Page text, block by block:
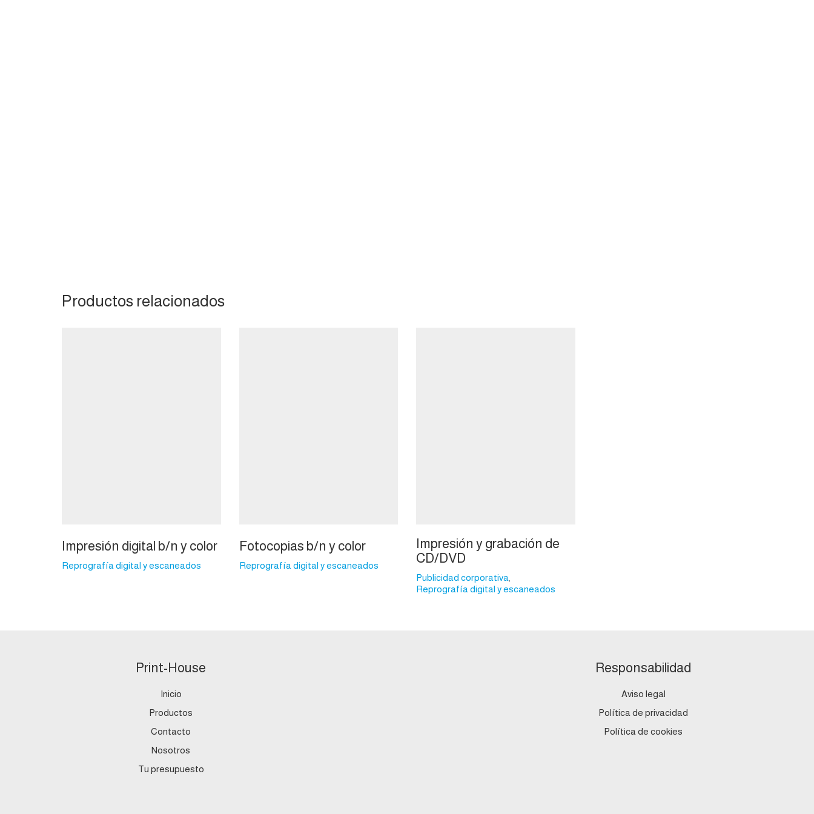
Productos relacionados
Impresión digital b/n y color
Reprografía digital y escaneados
Fotocopias b/n y color
Reprografía digital y escaneados
Impresión y grabación de
CD/DVD
Publicidad corporativa
Reprografía digital y escaneados
Print-House
Inicio
Productos
Contacto
Nosotros
Tu presupuesto
Responsabilidad
Aviso legal
Política de privacidad
Política de cookies